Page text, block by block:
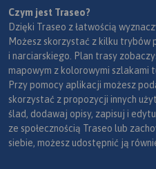
Czym jest Traseo?
Dzięki Traseo z łatwością
Możesz skorzystać z kilku trybów
i narciarskiego. Plan trasy
mapowym z kolorowymi szlakami
Przy pomocy aplikacji możesz
skorzystać z propozycji innych
ślad, dodawaj opisy, zapisuj i
ze społecznością Traseo lub
siebie, możesz udostępnić ją